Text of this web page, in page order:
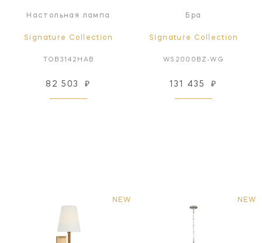
Настольная лампа
Signature Collection
TOB3142HAB
82 503 ₽
Бра
Signature Collection
WS2000BZ-WG
131 435 ₽
NEW NEW